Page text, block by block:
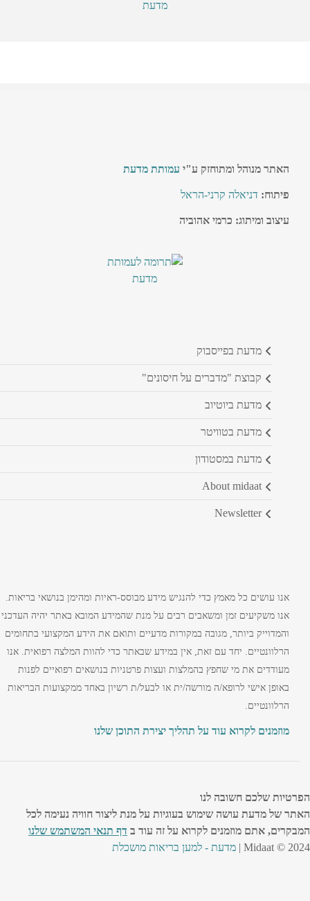
האתר מנוהל ומתוחזק ע"י עמותת מדעת
פיתוח: דניאלה קרני-הראל
עיצוב ומיתוג: כרמי אהוביה
מדעת בפייסבוק
קבוצת "מדברים על חיסונים"
מדעת ביוטיוב
מדעת בטוויטר
מדעת במסטודון
about midaat
newsletter
אנו עושים כל מאמץ כדי להנגיש מידע מבוסס-ראיות ומהימן בנושאי בריאות.
אנו משקיעים זמן ומשאבים רבים על מנת שהמידע המובא באתר יהיה העדכני
והמדוייק ביותר, מגובה במקורות מדעיים ותואם את הידע המקצועי בתחומים
הרלוונטיים. יחד עם זאת, אין במידע שבאתר כדי להוות המלצה רפואית. אנו
מעודדים את מי שחפץ בהמלצות ועצות פרטניות בנושאים רפואיים לפנות
באופן אישי לרופא/ה מורשה/ית או לבעל/ת רשיון באחד ממקצועות הבריאות
הרלוונטיים.
מוזמנים לקרוא עוד על תהליך יצירת התוכן שלנו
הפרטיות שלכם חשובה לנו
האתר של מדעת עושה שימוש בעוגיות על מנת ליצור חוויה נעימה לכל
המבקרים, אתם מוזמנים לקרוא על זה עוד ב דף תנאי המשתמש שלנו
Midaat © 2024 |
מדעת - למען בריאות מושכלת